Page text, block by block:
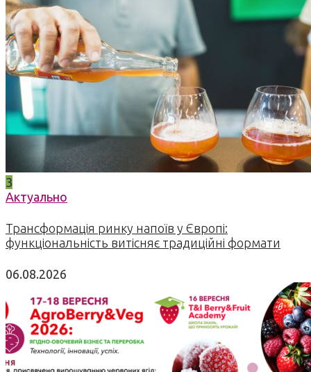
3
Актуально
Трансформація ринку напоїв у Європі:
функціональність витісняє традиційні формати
06.08.2026